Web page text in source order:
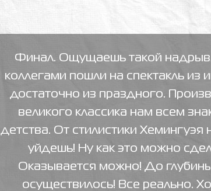
Финал. Ощущаешь такой
коллегами пошли на спектакль из
достаточно из праздного.
великого классика нам всем
детства. От стилистики Хемингуэя
уйдешь! Ну как это можно
Оказывается можно! До
осуществилось! Все реально.